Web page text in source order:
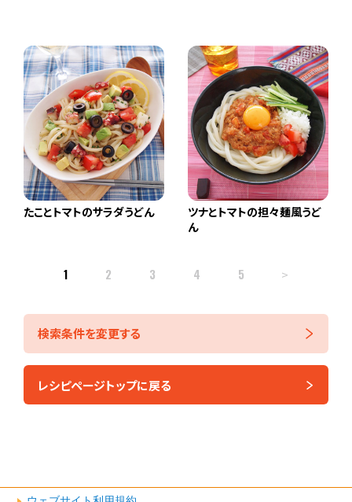
たことトマトのサラダうどん
ツナとトマトの担々麺風うど
ん
1 2 3 4 5 >
検索条件を変更する
レシピページトップに戻る